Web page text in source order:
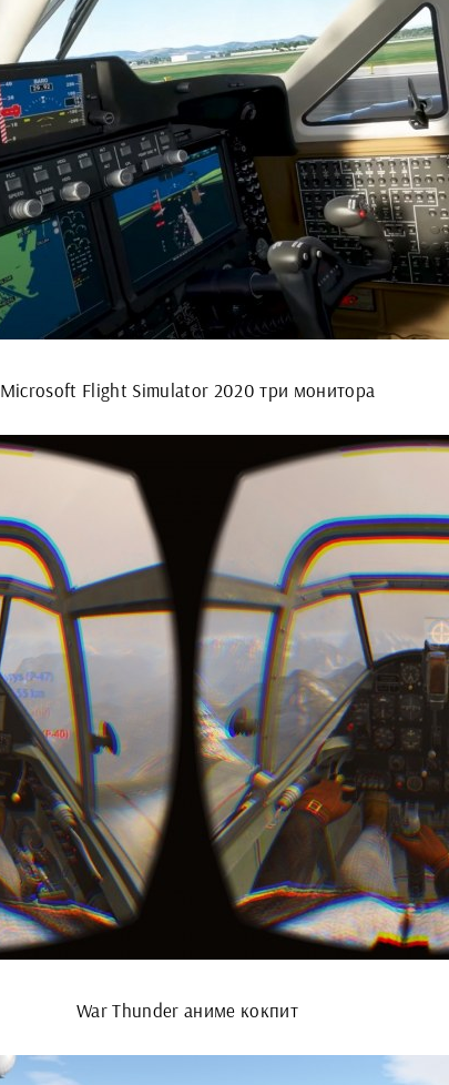
Microsoft Flight Simulator 2020 три монитора
War Thunder аниме кокпит